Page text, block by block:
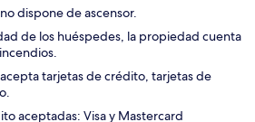
dispone de ascensor.
de los huéspedes, la propiedad cuenta
tarjetas de crédito, tarjetas de
aceptadas: Visa y Mastercard